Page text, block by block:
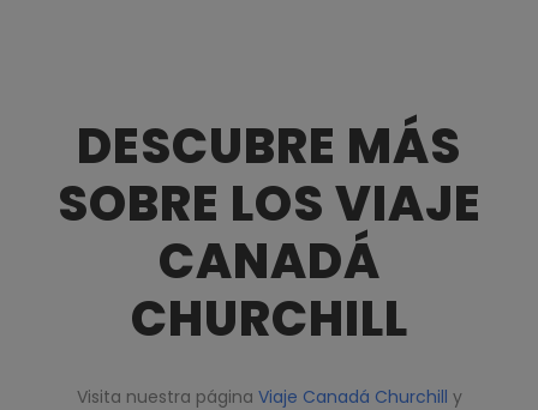
DESCUBRE MÁS
SOBRE LOS VIAJE
CANADÁ
CHURCHILL
Visita nuestra página Viaje Canadá Churchill y